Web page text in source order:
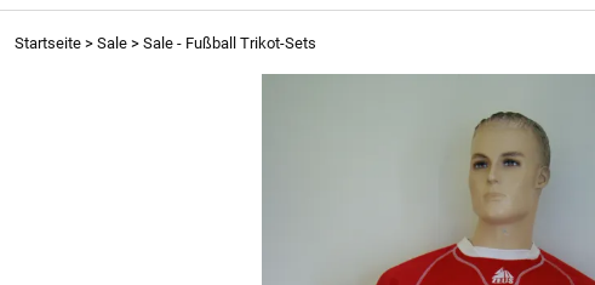
Startseite > Sale > Sale - Fußball Trikot-Sets